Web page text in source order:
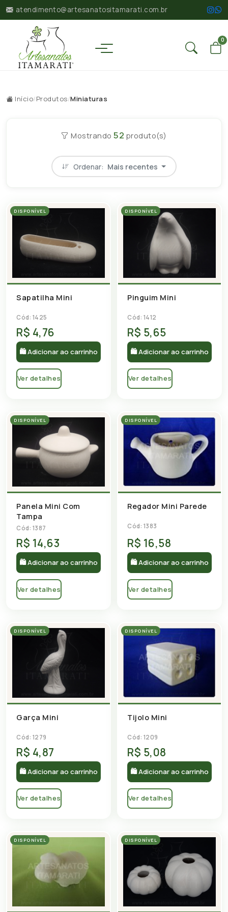
atendimento@artesanatositamarati.com.br
0
Início/Produtos/Miniaturas
Mostrando52 produto(s)
Ordenar: Mais recentes
DISPONÍVEL
Sapatilha Mini
Cód: 1425
R$ 4,76
🛍 Adicionar ao carrinho
Ver detalhes
DISPONÍVEL
Pinguim Mini
Cód: 1412
R$ 5,65
🛍 Adicionar ao carrinho
Ver detalhes
DISPONÍVEL
Panela Mini Com
Tampa
Cód: 1387
R$ 14,63
🛍 Adicionar ao carrinho
Ver detalhes
DISPONÍVEL
Regador Mini Parede
Cód: 1383
R$ 16,58
🛍 Adicionar ao carrinho
Ver detalhes
DISPONÍVEL
Garça Mini
Cód: 1279
R$ 4,87
🛍 Adicionar ao carrinho
Ver detalhes
DISPONÍVEL
Tijolo Mini
Cód: 1209
R$ 5,08
🛍 Adicionar ao carrinho
Ver detalhes
DISPONÍVEL DISPONÍVEL